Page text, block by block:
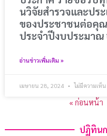
นวิจัยสํารวจและปร
ของประชาชนต่อคุ
ประจําปีงบประมา
อ่านข่าวเพิ่มเติม »
เมษายน 28, 2024 ไม่มีความเห็น
« ก่อนหน้า
ปฏิทิน